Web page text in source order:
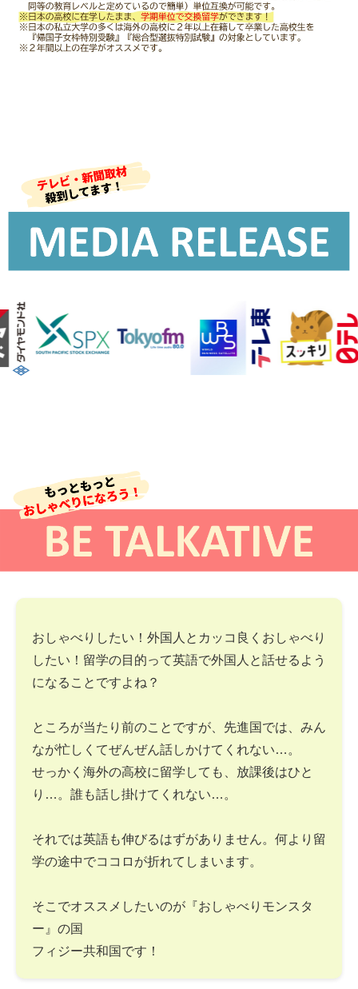
おしゃべりしたい！外国人とカッコ良くおしゃべり
したい！留学の目的って英語で外国人と話せるよう
になることですよね？
ところが当たり前のことですが、先進国では、みん
なが忙しくてぜんぜん話しかけてくれない…。
せっかく海外の高校に留学しても、放課後はひと
り…。誰も話し掛けてくれない…。
それでは英語も伸びるはずがありません。何より留
学の途中でココロが折れてしまいます。
そこでオススメしたいのが『おしゃべりモンスタ
ー』の国
フィジー共和国です！